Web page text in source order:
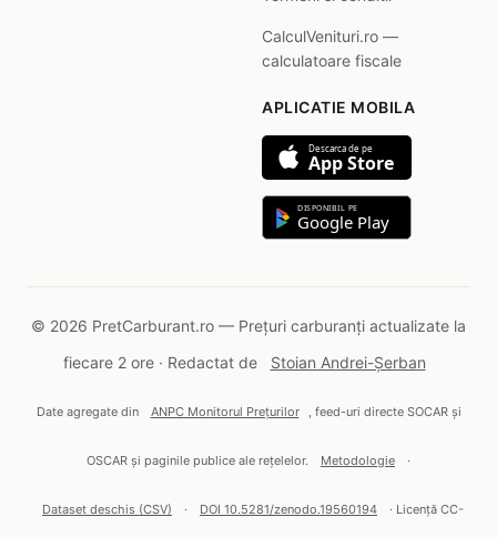
CalculVenituri.ro —
calculatoare fiscale
APLICATIE MOBILA
Descarca de pe
App Store
DISPONIBIL PE
Google Play
© 2026 PretCarburant.ro — Prețuri carburanți actualizate la
fiecare 2 ore · Redactat de
Stoian Andrei-Șerban
Date agregate din ANPC Monitorul Prețurilor , feed-uri directe SOCAR și
OSCAR și paginile publice ale rețelelor. Metodologie ·
Dataset deschis (CSV) · DOI 10.5281/zenodo.19560194 · Licență CC-